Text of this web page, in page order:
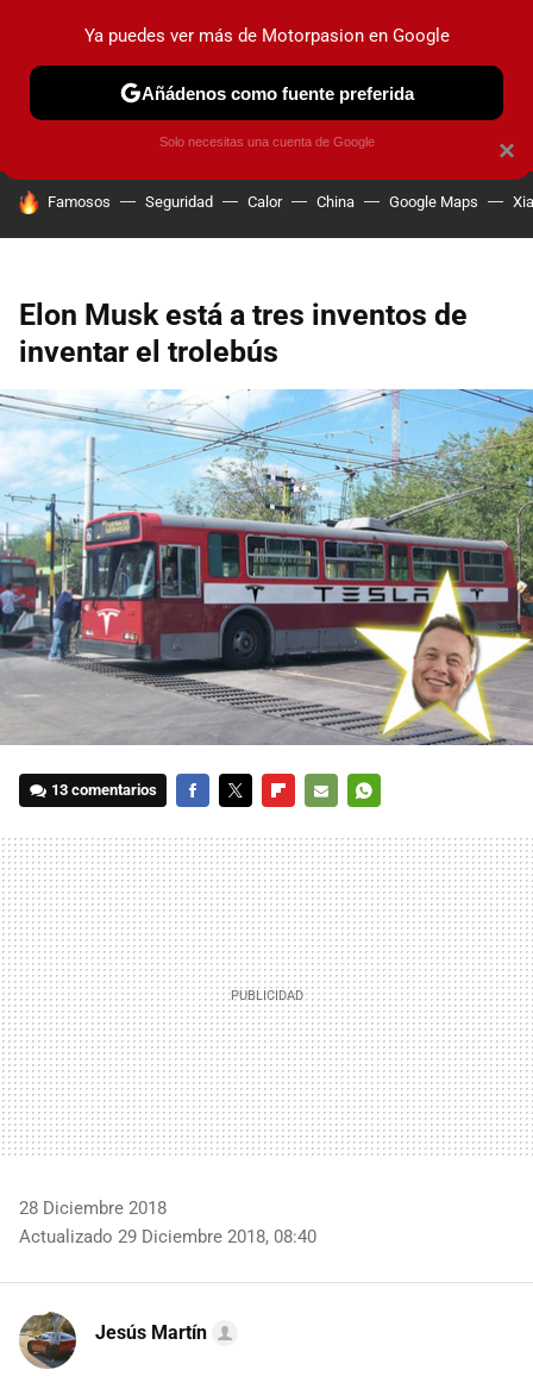
PRUEBAS COCHES ELÉCTRICOS OBSERVATORIO
HOY SE HABLA DE
Famosos Seguridad Calor China Google Maps
Elon Musk está a tres inventos de
inventar el trolebús
13 comentarios
MAIL
28 Diciembre 2018
Actualizado 29 Diciembre 2018, 08:40
Jesús Martín
×
Ya puedes ver más de Motorpasion en Google
Añádenos como fuente preferida
Solo necesitas una cuenta de Google